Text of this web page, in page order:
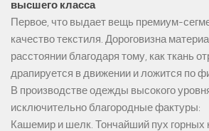
высшего класса
Первое, что выдает вещь премиум-
качество текстиля. Дороговизна
расстоянии благодаря тому, как ткань
драпируется в движении и ложится по
В производстве одежды высокого
исключительно благородные фактуры:
Кашемир и шелк. Тончайший пух горных